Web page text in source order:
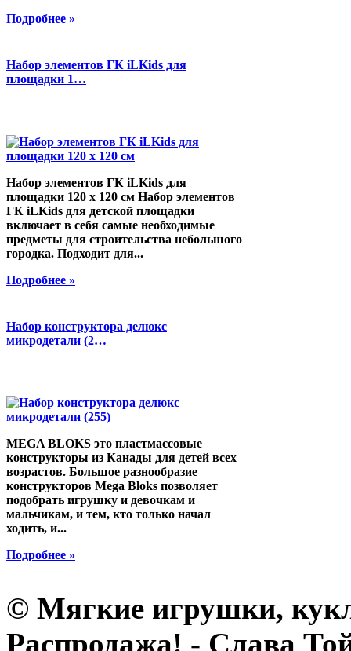
Подробнее »
Набор элементов ГК iLKids для
площадки 1…
Набор элементов ГК iLKids для
площадки 120 х 120 см Набор элементов
ГК iLKids для детской площадки
включает в себя самые необходимые
предметы для строительства небольшого
городка. Подходит для...
Подробнее »
Набор конструктора делюкс
микродетали (2…
MEGA BLOKS это пластмассовые
конструкторы из Канады для детей всех
возрастов. Большое разнообразие
конструкторов Mega Bloks позволяет
подобрать игрушку и девочкам и
мальчикам, и тем, кто только начал
ходить, и...
Подробнее »
© Мягкие игрушки,
Распродажа! - Слава